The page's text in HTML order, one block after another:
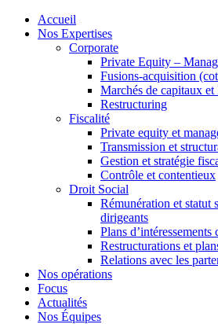
Accueil
Nos Expertises
Corporate
Private Equity –
Fusions-acquisition
Marchés de capitaux et
Restructuring
Fiscalité
Private equity et
Transmission et
Gestion et stratégie
Contrôle et contentieux
Droit Social
Rémunération et statut
dirigeants
Plans d’intéressements
Restructurations et
Relations avec les
Nos opérations
Focus
Actualités
Nos Équipes